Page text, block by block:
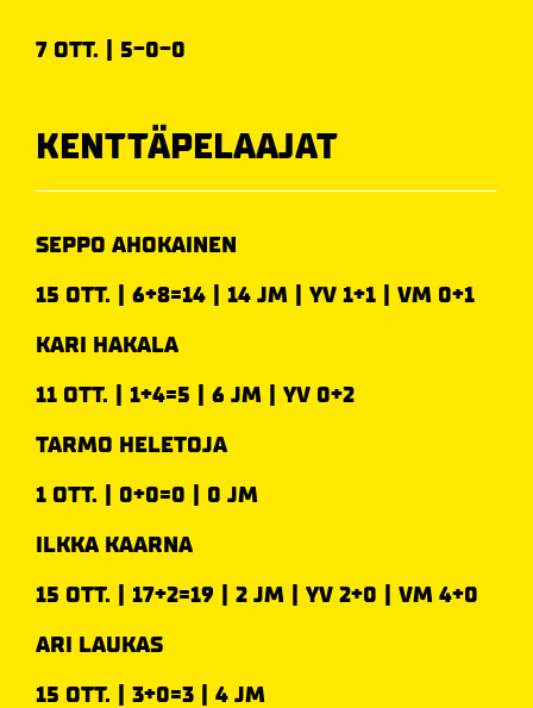
7 OTT. | 5-0-0
KENTTÄPELAAJAT
SEPPO AHOKAINEN
15 OTT. | 6+8=14 | 14 JM | YV 1+1 | VM 0+1
KARI HAKALA
11 OTT. | 1+4=5 | 6 JM | YV 0+2
TARMO HELETOJA
1 OTT. | 0+0=0 | 0 JM
ILKKA KAARNA
15 OTT. | 17+2=19 | 2 JM | YV 2+0 | VM 4+0
ARI LAUKAS
15 OTT. | 3+0=3 | 4 JM